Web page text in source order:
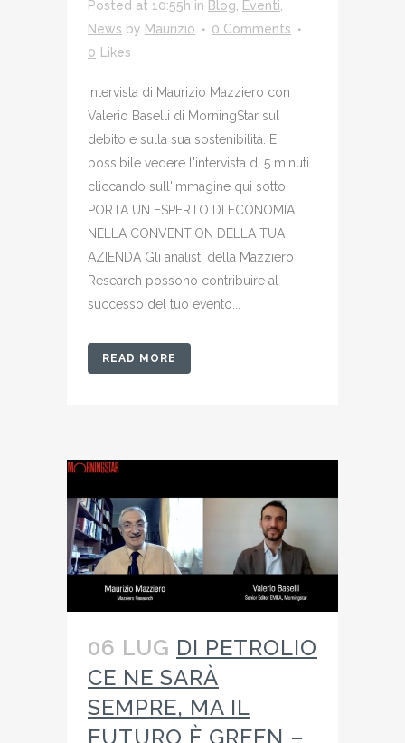
Posted at 10:55h in Blog Eventi
News by Maurizio
0 Comments
0 Likes
Intervista di Maurizio Mazziero con
Valerio Baselli di MorningStar sul
debito e sulla sua sostenibilità. E'
possibile vedere l'intervista di 5 minuti
cliccando sull'immagine qui sotto.
PORTA UN ESPERTO DI ECONOMIA
NELLA CONVENTION DELLA TUA
AZIENDA Gli analisti della Mazziero
Research possono contribuire al
successo del tuo evento...
READ MORE
06 LUG DI PETROLIO
CE NE SARÀ
SEMPRE, MA IL
FUTURO È GREEN –